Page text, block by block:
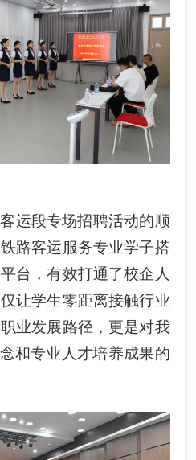
运段专场招聘活动的顺
路客运服务专业学子搭
台，有效打通了校企人
让学生零距离接触行业
业发展路径，更是对我
和专业人才培养成果的